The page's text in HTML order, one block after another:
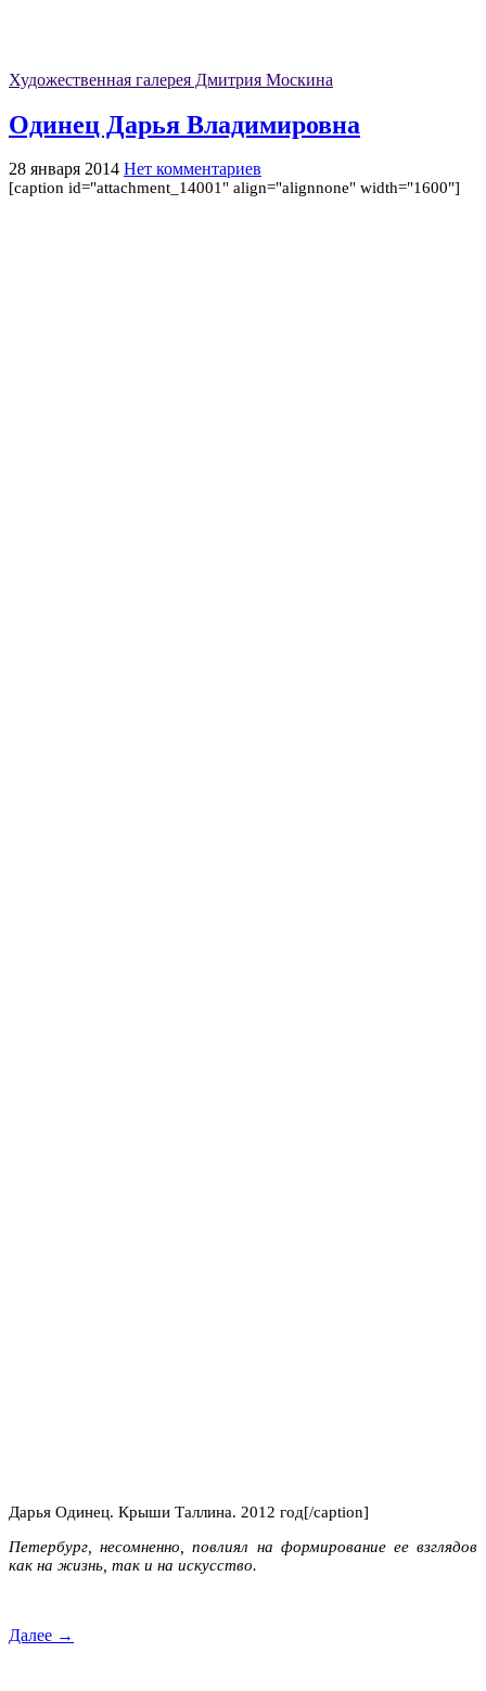
Художественная галерея Дмитрия Москина
Одинец Дарья Владимировна
28 января 2014 Нет комментариев
[caption id="attachment_14001" align="alignnone" width="1600"]
Дарья Одинец. Крыши Таллина. 2012 год[/caption]
Петербург, несомненно, повлиял на формирование ее взглядов
как на жизнь, так и на искусство.
Далее →